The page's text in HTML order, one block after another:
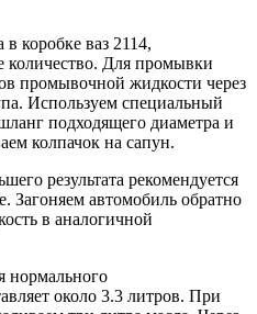
в коробке ваз 2114,
количество. Для промывки
промывочной жидкости через
Используем специальный
подходящего диаметра и
колпачок на сапун.
результата рекомендуется
Загоняем автомобиль обратно
в аналогичной
нормального
около 3.3 литров. При